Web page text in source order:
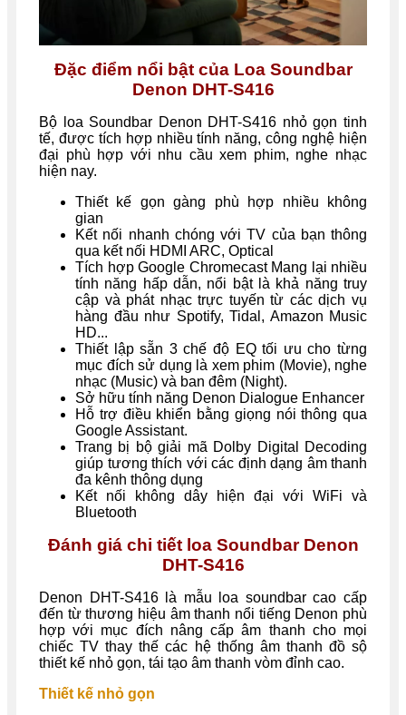
Đặc điểm nổi bật của Loa Soundbar
Denon DHT-S416
Bộ loa Soundbar Denon DHT-S416 nhỏ gọn tinh
tế, được tích hợp nhiều tính năng, công nghệ hiện
đại phù hợp với nhu cầu xem phim, nghe nhạc
hiện nay.
Thiết kế gọn gàng phù hợp nhiều không
gian
Kết nối nhanh chóng với TV của bạn thông
qua kết nối HDMI ARC, Optical
Tích hợp Google Chromecast Mang lại nhiều
tính năng hấp dẫn, nổi bật là khả năng truy
cập và phát nhạc trực tuyến từ các dịch vụ
hàng đầu như Spotify, Tidal, Amazon Music
HD...
Thiết lập sẵn 3 chế độ EQ tối ưu cho từng
mục đích sử dụng là xem phim (Movie), nghe
nhạc (Music) và ban đêm (Night).
Sở hữu tính năng Denon Dialogue Enhancer
Hỗ trợ điều khiển bằng giọng nói thông qua
Google Assistant.
Trang bị bộ giải mã Dolby Digital Decoding
giúp tương thích với các định dạng âm thanh
đa kênh thông dụng
Kết nối không dây hiện đại với WiFi và
Bluetooth
Đánh giá chi tiết loa Soundbar Denon
DHT-S416
Denon DHT-S416 là mẫu loa soundbar cao cấp
đến từ thương hiệu âm thanh nổi tiếng Denon phù
hợp với mục đích nâng cấp âm thanh cho mọi
chiếc TV thay thế các hệ thống âm thanh đồ sộ
thiết kế nhỏ gọn, tái tạo âm thanh vòm đỉnh cao.
Thiết kế nhỏ gọn